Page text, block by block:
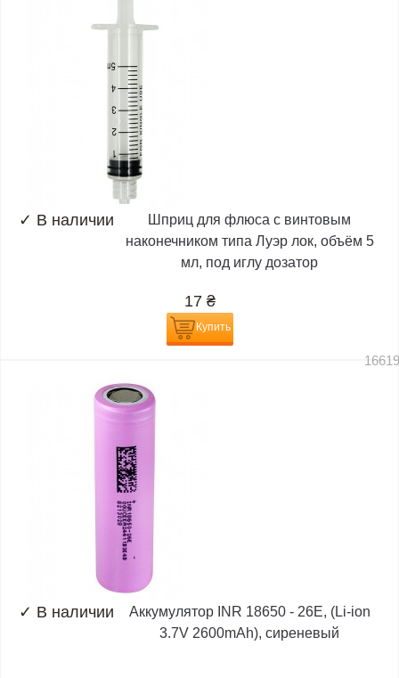
✓ В наличии
Шприц для флюса с винтовым
наконечником типа Луэр лок, объём 5
мл, под иглу дозатор
17 ₴
Купить
✓ В наличии
Аккумулятор INR 18650 - 26E, (Li-ion
3.7V 2600mAh), сиреневый